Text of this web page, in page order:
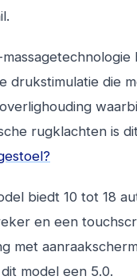
drukstimulatie die
rugklachten is
biedt 10 tot 18
en een
met
model een 5.0.